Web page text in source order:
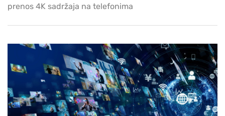
prenos 4K sadržaja na telefonima